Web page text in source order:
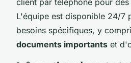
L'équipe est disponible 24/7
besoins spécifiques, y
documents importants et